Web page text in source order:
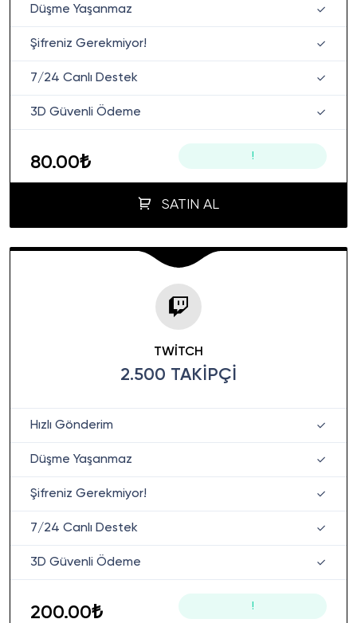
Düşme Yaşanmaz
Şifreniz Gerekmiyor!
7/24 Canlı Destek
3D Güvenli Ödeme
80.00₺ !
SATIN AL
TWITCH
2.500 TAKIPÇI
Hızlı Gönderim
Düşme Yaşanmaz
Şifreniz Gerekmiyor!
7/24 Canlı Destek
3D Güvenli Ödeme
200.00₺ !